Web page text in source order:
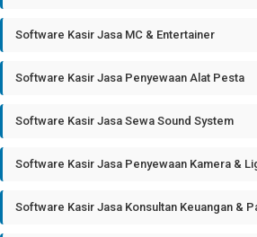
Software Kasir Jasa MC & Entertainer
Software Kasir Jasa Penyewaan Alat Pesta
Software Kasir Jasa Sewa Sound System
Software Kasir Jasa Penyewaan Kamera &
Software Kasir Jasa Konsultan Keuangan &